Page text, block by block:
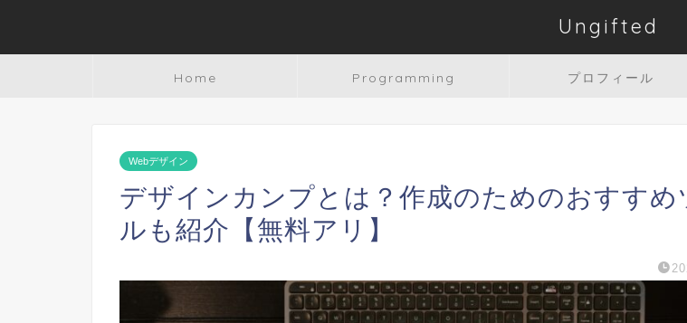
Ungifted
Home Programming プロフィール
Webデザイン
デザインカンプとは？作成のためのおすすめ
ルも紹介【無料アリ】